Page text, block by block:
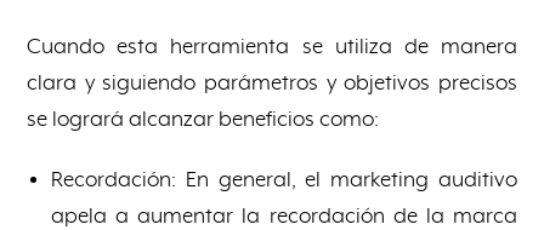
Cuando esta herramienta se utiliza de manera
clara y siguiendo parámetros y objetivos precisos
se logrará alcanzar beneficios como:
Recordación: En general, el marketing auditivo
apela a aumentar la recordación de la marca